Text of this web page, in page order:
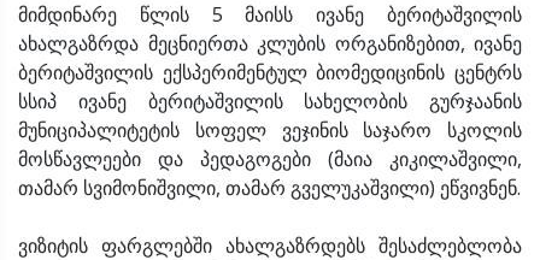
მიმდინარე წლის 5 მაისს ივანე ბერიტაშვილის
ახალგაზრდა მეცნიერთა კლუბის ორგანიზებით, ივანე
ბერიტაშვილის ექსპერიმენტულ ბიომედიცინის ცენტრს
სსიპ ივანე ბერიტაშვილის სახელობის გურჯაანის
მუნიციპალიტეტის სოფელ ვეჯინის საჯარო სკოლის
მოსწავლეები და პედაგოგები (მაია კიკილაშვილი,
თამარ სვიმონიშვილი, თამარ გველუკაშვილი) ეწვივნენ.
ვიზიტის ფარგლებში ახალგაზრდებს შესაძლებლობა